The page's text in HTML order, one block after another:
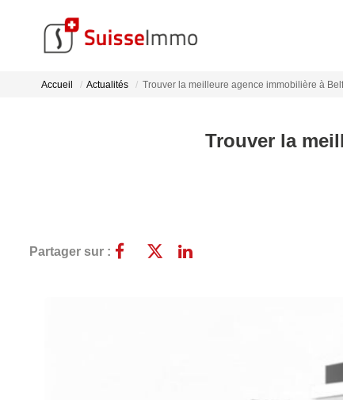
Accueil Actualités Trouver la meilleure agence immobilière à
Trouver la
Partager sur :